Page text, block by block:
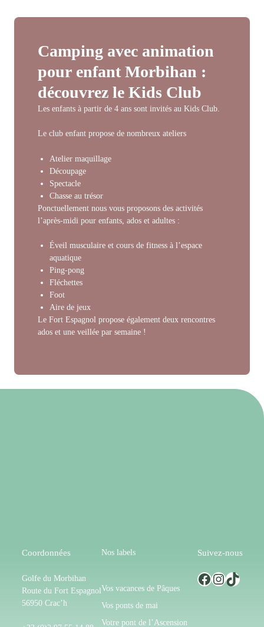
Camping avec animation
pour enfant Morbihan :
découvrez le Kids Club
Les enfants à partir de 4 ans sont invités au Kids Club.
Le club enfant propose de nombreux ateliers
Atelier maquillage
Découpage
Spectacle
Chasse au trésor
Ponctuellement nous vous proposons des activités
l’après-midi pour enfants, ados et adultes :
Éveil musculaire et cours de fitness à l’espace
aquatique
Ping-pong
Fléchettes
Foot
Aire de jeux
Le Fort Espagnol propose également deux rencontres
ados et une veillée par semaine !
Coordonnées
Golfe du Morbihan
Route du Fort Espagnol
56950 Crac’h
Nos labels
Vos vacances de Pâques
Vos ponts de mai
Votre pont de l’Ascension
Suivez-nous
Facebook InstagramTikTok